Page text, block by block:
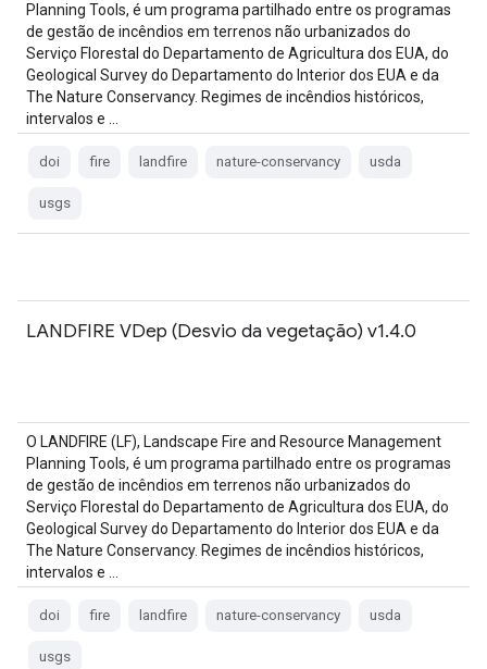
Planning Tools, é um programa partilhado entre os programas
de gestão de incêndios em terrenos não urbanizados do
Serviço Florestal do Departamento de Agricultura dos EUA, do
Geological Survey do Departamento do Interior dos EUA e da
The Nature Conservancy. Regimes de incêndios históricos,
intervalos e …
doi fire landfire nature-conservancy usda
usgs
LANDFIRE VDep (Desvio da vegetação) v1.4.0
O LANDFIRE (LF), Landscape Fire and Resource Management
Planning Tools, é um programa partilhado entre os programas
de gestão de incêndios em terrenos não urbanizados do
Serviço Florestal do Departamento de Agricultura dos EUA, do
Geological Survey do Departamento do Interior dos EUA e da
The Nature Conservancy. Regimes de incêndios históricos,
intervalos e …
doi fire landfire nature-conservancy usda
usgs